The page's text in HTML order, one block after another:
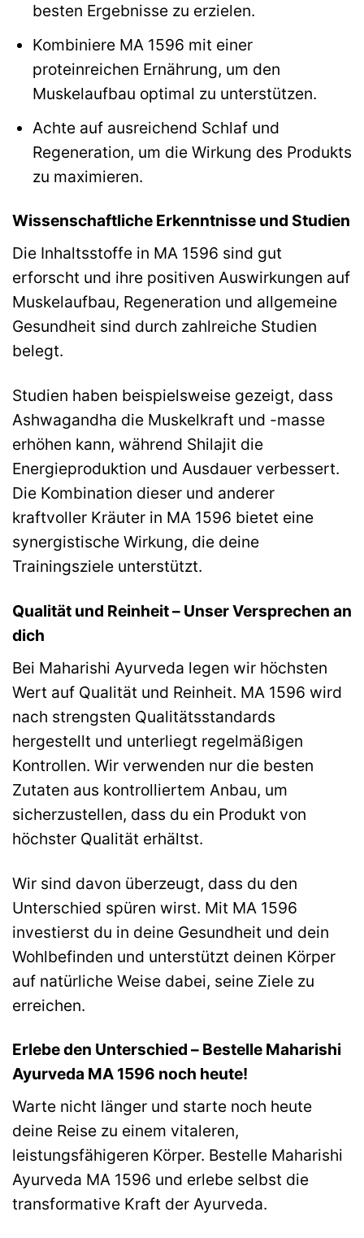
besten Ergebnisse zu erzielen.
Kombiniere MA 1596 mit einer
proteinreichen Ernährung, um den
Muskelaufbau optimal zu unterstützen.
Achte auf ausreichend Schlaf und
Regeneration, um die Wirkung des Produkts
zu maximieren.
Wissenschaftliche Erkenntnisse und Studien
Die Inhaltsstoffe in MA 1596 sind gut
erforscht und ihre positiven Auswirkungen auf
Muskelaufbau, Regeneration und allgemeine
Gesundheit sind durch zahlreiche Studien
belegt.
Studien haben beispielsweise gezeigt, dass
Ashwagandha die Muskelkraft und -masse
erhöhen kann, während Shilajit die
Energieproduktion und Ausdauer verbessert.
Die Kombination dieser und anderer
kraftvoller Kräuter in MA 1596 bietet eine
synergistische Wirkung, die deine
Trainingsziele unterstützt.
Qualität und Reinheit – Unser Versprechen an
dich
Bei Maharishi Ayurveda legen wir höchsten
Wert auf Qualität und Reinheit. MA 1596 wird
nach strengsten Qualitätsstandards
hergestellt und unterliegt regelmäßigen
Kontrollen. Wir verwenden nur die besten
Zutaten aus kontrolliertem Anbau, um
sicherzustellen, dass du ein Produkt von
höchster Qualität erhältst.
Wir sind davon überzeugt, dass du den
Unterschied spüren wirst. Mit MA 1596
investierst du in deine Gesundheit und dein
Wohlbefinden und unterstützt deinen Körper
auf natürliche Weise dabei, seine Ziele zu
erreichen.
Erlebe den Unterschied – Bestelle Maharishi
Ayurveda MA 1596 noch heute!
Warte nicht länger und starte noch heute
deine Reise zu einem vitaleren,
leistungsfähigeren Körper. Bestelle Maharishi
Ayurveda MA 1596 und erlebe selbst die
transformative Kraft der Ayurveda.